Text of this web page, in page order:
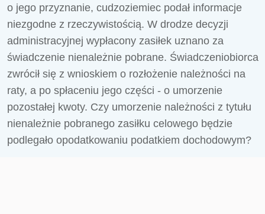
o jego przyznanie, cudzoziemiec podał informacje
niezgodne z rzeczywistością. W drodze decyzji
administracyjnej wypłacony zasiłek uznano za
świadczenie nienależnie pobrane. Świadczeniobiorca
zwrócił się z wnioskiem o rozłożenie należności na
raty, a po spłaceniu jego części - o umorzenie
pozostałej kwoty. Czy umorzenie należności z tytułu
nienależnie pobranego zasiłku celowego będzie
podlegało opodatkowaniu podatkiem dochodowym?